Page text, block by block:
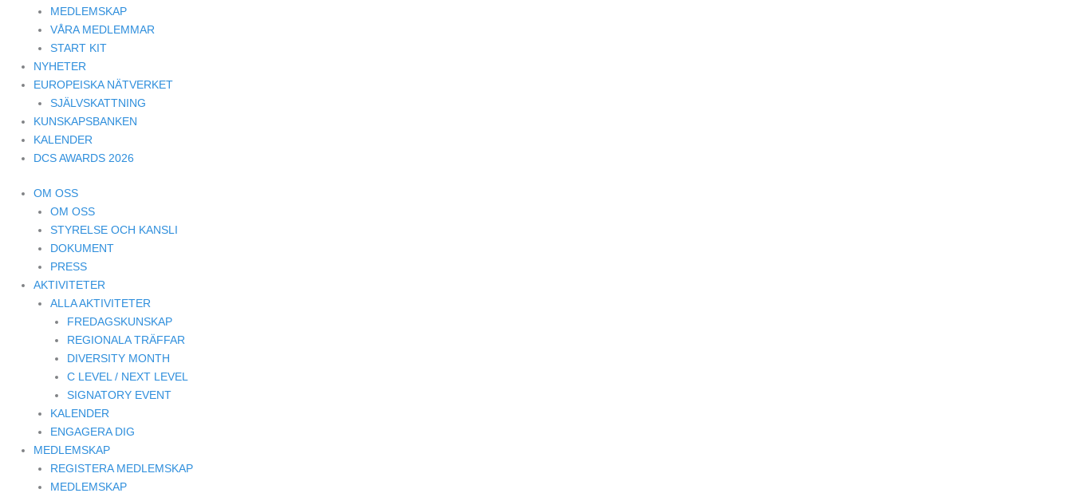
MEDLEMSKAP
VÅRA MEDLEMMAR
START KIT
NYHETER
EUROPEISKA NÄTVERKET
SJÄLVSKATTNING
KUNSKAPSBANKEN
KALENDER
DCS AWARDS 2026
OM OSS
OM OSS
STYRELSE OCH KANSLI
DOKUMENT
PRESS
AKTIVITETER
ALLA AKTIVITETER
FREDAGSKUNSKAP
REGIONALA TRÄFFAR
DIVERSITY MONTH
C LEVEL / NEXT LEVEL
SIGNATORY EVENT
KALENDER
ENGAGERA DIG
MEDLEMSKAP
REGISTERA MEDLEMSKAP
MEDLEMSKAP